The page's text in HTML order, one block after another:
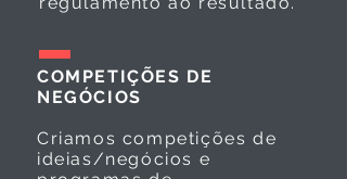
COMPETIÇÕES DE
NEGÓCIOS
Criamos competições de
ideias/negócios e